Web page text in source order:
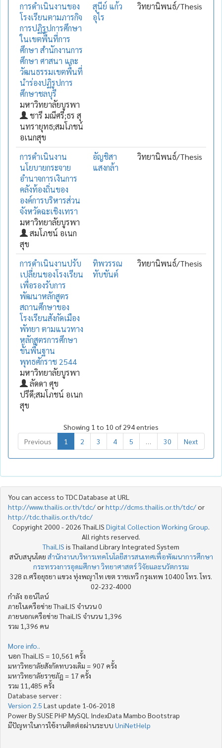
การดำเนินงานของ
โรงเรียนตามภารกิจ
การปฏิรูปการศึกษา
ในเขตพื้นที่การ
ศึกษา สำนักงานการ
ศึกษา ศาสนา และ
วัฒนธรรมเขตพื้นที่
นำร่องปฏิรูปการ
ศึกษาชลบุรี
มหาวิทยาลัยบูรพา
ชารี มณีศรี;ธร สุ
นทรายุทธ;สมโภชน์
อเนกสุข
สุนีย์ แก้ว
อุไร
วิทยานิพนธ์/Thesis
การดำเนินงาน
นโยบายกระจาย
อำนาจการเงินการ
คลังท้องถิ่นของ
องค์การบริหารส่วน
จังหวัดฉะเชิงเทรา
มหาวิทยาลัยบูรพา
สมโภชน์ อเนก
สุข
อัญชิสา
แสงกล้า
วิทยานิพนธ์/Thesis
การดำเนินงานปรับ
เปลี่ยนของโรงเรียน
เพื่อรองรับการ
พัฒนาหลักสูตร
สถานศึกษาของ
โรงเรียนสังกัดเมือง
พัทยา ตามแนวทาง
หลักสูตรการศึกษา
ขั้นพื้นฐาน
พุทธศักราช 2544
มหาวิทยาลัยบูรพา
ลัดดา ศุข
ปรีดี;สมโภชน์ อเนก
สุข
ทิพวรรณ
ทับขันต์
วิทยานิพนธ์/Thesis
Showing 1 to 10 of 294 entries
Previous
1 2 3 4 5 30 Next
You can access to TDC Database at URL
http://www.thailis.or.th/tdc/orhttp://dcms.thailis.or.th/tdc/or
http://tdc.thailis.or.th/tdc/
Copyright 2000 - 2026 ThaiLIS Digital Collection Working Group
All rights reserved.
ThaiLIS is Thailand Library Integrated System
สนับสนุนโดย สำนักงานบริหารเทคโนโลยีสารสนเทศเพื่อพัฒนาการศึกษา
กระทรวงการอุดมศึกษา วิทยาศาสตร์ วิจัยและนวัตกรรม
328 ถ.ศรีอยุธยา แขวง ทุ่งพญาไท เขต ราชเทวี กรุงเทพ 10400 โทร. โทร.
02-232-4000
กำลัง ออน์ไลน์
ภายในเครือข่าย ThaiLIS จำนวน 0
ภายนอกเครือข่าย ThaiLIS จำนวน 1,396
รวม 1,396 คน
More info..
นอก ThaiLIS = 10,561 ครั้ง
มหาวิทยาลัยสังกัดทบวงเดิม = 907 ครั้ง
มหาวิทยาลัยราชภัฏ = 17 ครั้ง
รวม 11,485 ครั้ง
Database server :
Version 2.5 Last update 1-06-2018
Power By SUSE PHP MySQL IndexData Mambo Bootstrap
มีปัญหาในการใช้งานติดต่อผ่านระบบ UniNetHelp